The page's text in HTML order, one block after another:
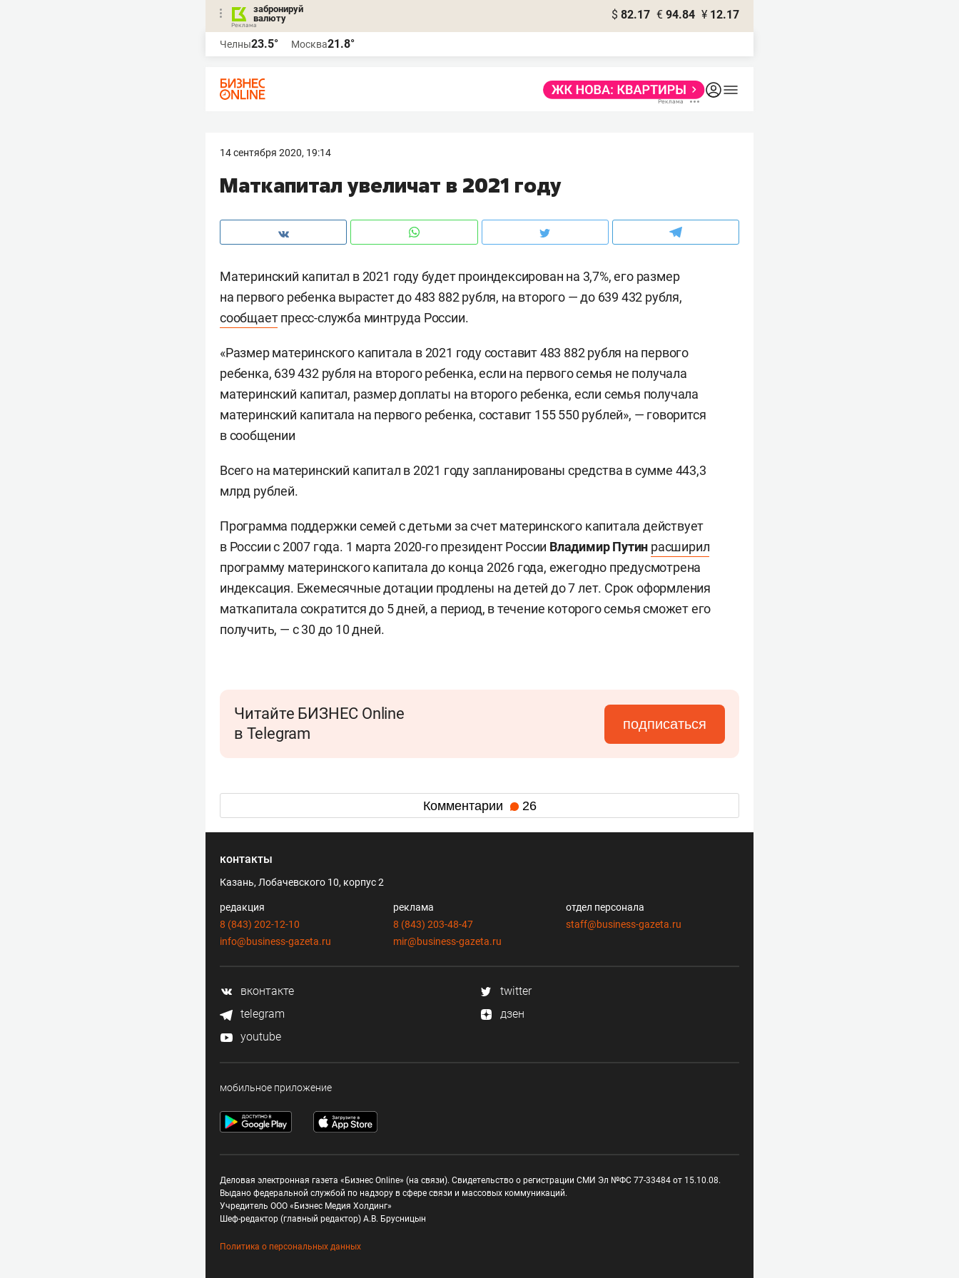
забронируй
валюту
$ 82.17 € 94.84 ¥ 12.17
Челны23.5° Москва21.8°
14 сентября 2020, 19:14
Маткапитал увеличат в 2021 году
Материнский капитал в 2021 году будет проиндексирован на 3,7%, его размер
на первого ребенка вырастет до 483 882 рубля, на второго — до 639 432 рубля,
сообщаетпресс-служба минтруда России.
«Размер материнского капитала в 2021 году составит 483 882 рубля на первого
ребенка, 639 432 рубля на второго ребенка, если на первого семья не получала
материнский капитал, размер доплаты на второго ребенка, если семья получала
материнский капитала на первого ребенка, составит 155 550 рублей», — говорится
в сообщении
Всего на материнский капитал в 2021 году запланированы средства в сумме 443,3
млрд рублей.
Программа поддержки семей с детьми за счет материнского капитала действует
в России с 2007 года. 1 марта 2020-го президент России Владимир Путин расширил
программу материнского капитала до конца 2026 года, ежегодно предусмотрена
индексация. Ежемесячные дотации продлены на детей до 7 лет. Срок оформления
маткапитала сократится до 5 дней, а период, в течение которого семья сможет его
получить, — с 30 до 10 дней.
Читайте БИЗНЕС Online
в Telegram
подписаться
Комментарии 26
контакты
Казань, Лобачевского 10, корпус 2
редакция
8 (843) 202-12-10
info@business-gazeta.ru
реклама
8 (843) 203-48-47
mir@business-gazeta.ru
отдел персонала
staff@business-gazeta.ru
вконтакте
twitter
telegram
дзен
youtube
мобильное приложение
Деловая электронная газета «Бизнес Online» (на связи). Свидетельство о регистрации СМИ Эл №ФС 77-33484 от 15.10.08.
Выдано федеральной службой по надзору в сфере связи и массовых коммуникаций.
Учредитель ООО «Бизнес Медия Холдинг»
Шеф-редактор (главный редактор) А.В. Брусницын
Политика о персональных данных